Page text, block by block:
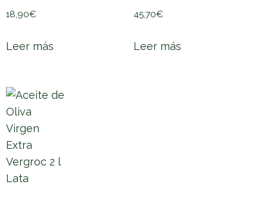
18,90€
Leer más
45,70€
Leer más